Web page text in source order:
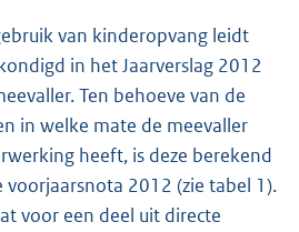
van kinderopvang leidt
in het Jaarverslag 2012
Ten behoeve van de
in welke mate de meevaller
heeft, is deze berekend
voorjaarsnota 2012 (zie tabel 1).
voor een deel uit directe